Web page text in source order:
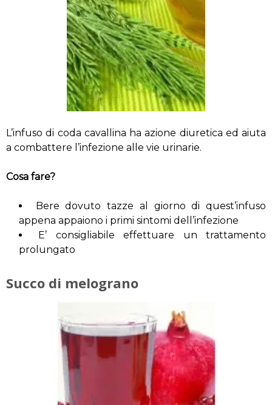
L’infuso di coda cavallina ha azione diuretica ed aiuta
a combattere l’infezione alle vie urinarie.
Cosa fare?
Bere dovuto tazze al giorno di quest’infuso
appena appaiono i primi sintomi dell’infezione
E’ consigliabile effettuare un trattamento
prolungato
Succo di melograno